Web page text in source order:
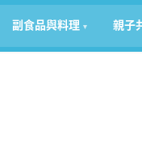
副食品與料理 親子